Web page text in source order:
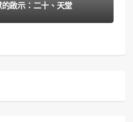
的啟示：二十、天堂